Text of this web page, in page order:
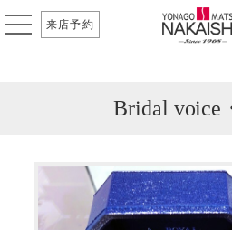
来店予約
Bridal voice